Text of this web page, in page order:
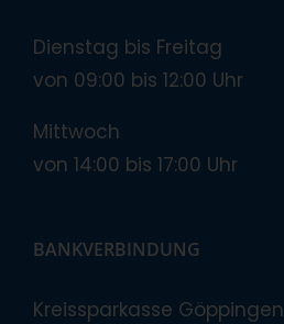
Dienstag bis Freitag
von 09:00 bis 12:00 Uhr
Mittwoch
von 14:00 bis 17:00 Uhr
BANKVERBINDUNG
Kreissparkasse Göppingen